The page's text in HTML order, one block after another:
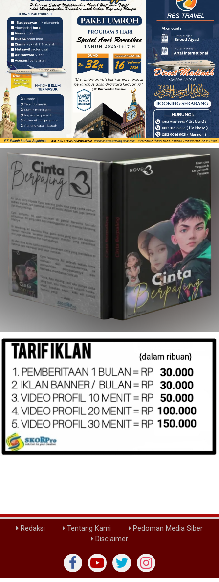
Redaksi Tentang Kami
Pedoman Media Siber
Disclaimer